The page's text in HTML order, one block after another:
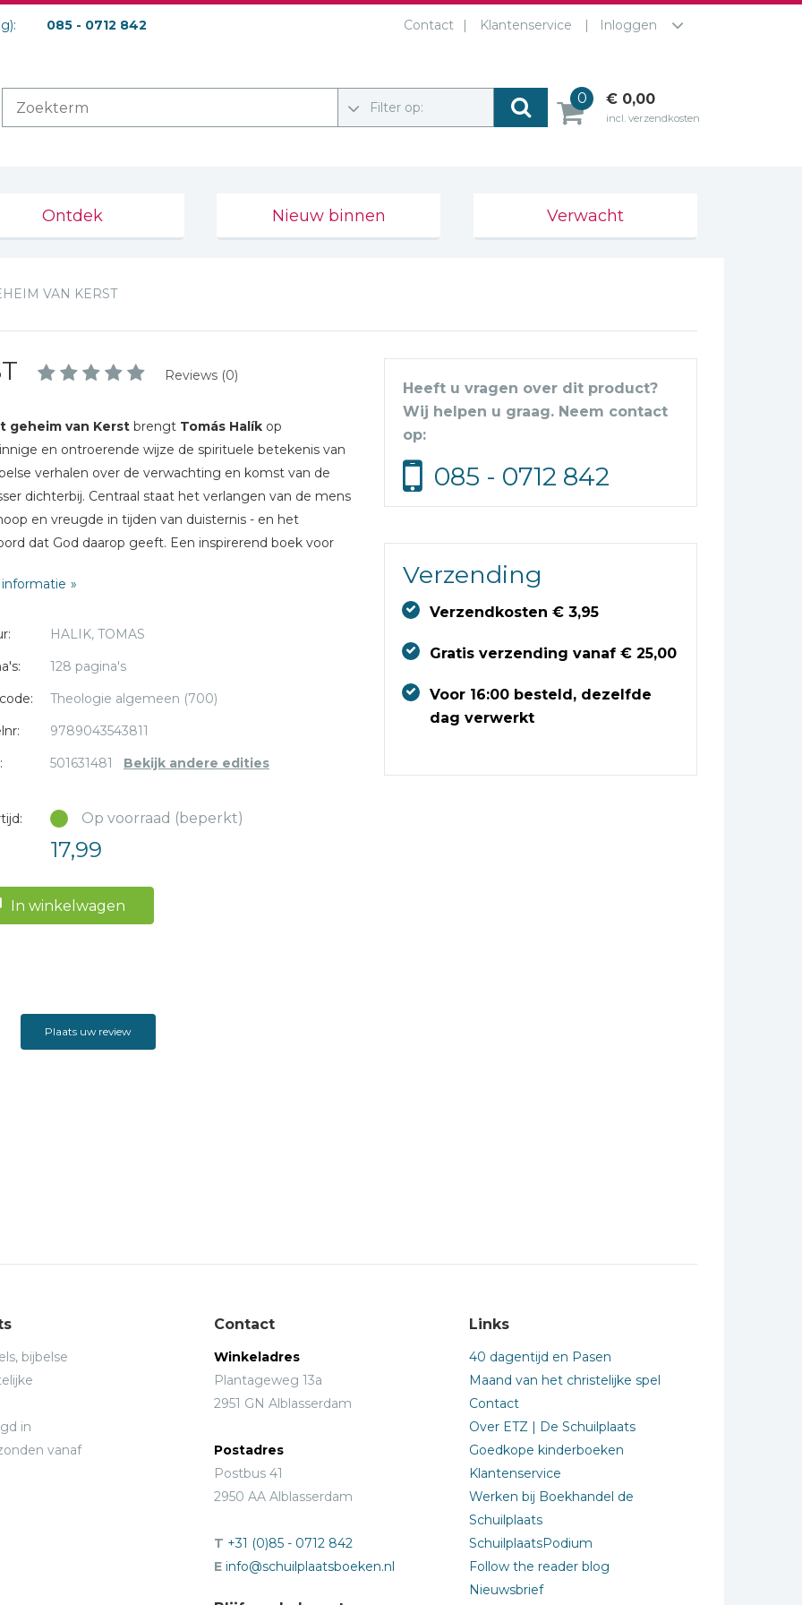
085 - 0712 842 Contact Klantenservice Inloggen
Filter op:
0 € 0,00
incl. verzendkosten
Ontdek Nieuw binnen Verwacht
VAN KERST
Reviews (0)
geheim van Kerst brengt Tomás Halík op
en ontroerende wijze de spirituele betekenis van
verhalen over de verwachting en komst van de
dichterbij. Centraal staat het verlangen van de mens
en vreugde in tijden van duisternis - en het
dat God daarop geeft. Een inspirerend boek voor
HALIK, TOMAS
128 pagina's
Theologie algemeen (700)
9789043543811
501631481 Bekijk andere edities
Op voorraad (beperkt)
17,99
In winkelwagen
Heeft u vragen over dit product?
Wij helpen u graag. Neem contact
op:
085 - 0712 842
Verzending
Verzendkosten € 3,95
Gratis verzending vanaf € 25,00
Voor 16:00 besteld, dezelfde
dag verwerkt
Plaats uw review
bijbelse
in
vanaf
Contact
Winkeladres
Plantageweg 13a
2951 GN Alblasserdam
Postadres
Postbus 41
2950 AA Alblasserdam
T +31 (0)85 - 0712 842
E info@schuilplaatsboeken.nl
Links
40 dagentijd en Pasen
Maand van het christelijke spel
Contact
Over ETZ | De Schuilplaats
Goedkope kinderboeken
Klantenservice
Werken bij Boekhandel de
Schuilplaats
SchuilplaatsPodium
Follow the reader blog
Nieuwsbrief